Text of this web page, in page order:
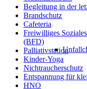
Begleitung in der
Brandschutz
Cafeteria
Freiwilliges
(BFD)
Palliativstation
Kinder-Yoga
Nichtraucherschutz
Entspannung für
HNO